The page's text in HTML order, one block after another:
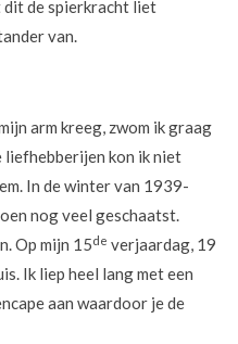
dit de spierkracht liet
van.
arm kreeg, zwom ik graag
liefhebberijen kon ik niet
In de winter van 1939-
nog veel geschaatst.
Op mijn 15de verjaardag, 19
Ik liep heel lang met een
aan waardoor je de